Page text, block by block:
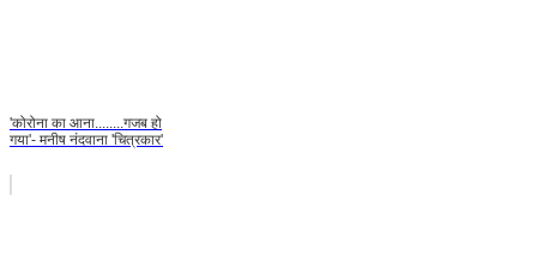
'कोरोना का आना........गजब हो
गया'- मनीष नंदवाना 'चित्रकार'